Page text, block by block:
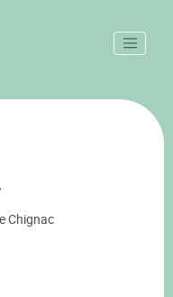
Chignac